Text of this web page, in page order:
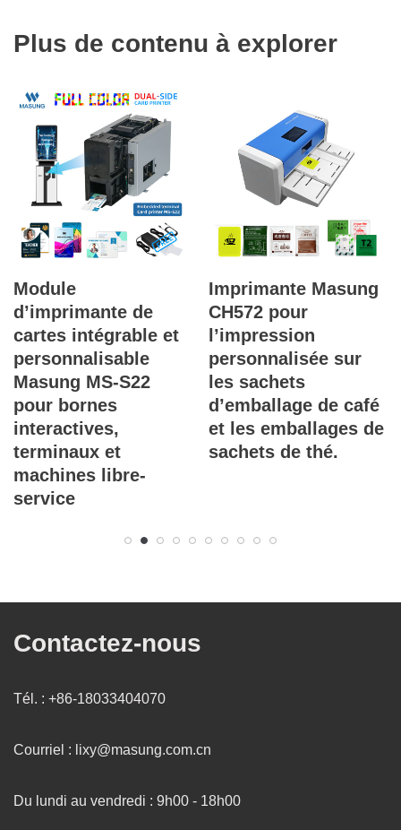
Plus de contenu à explorer
Imprimante Masung
CH572 pour
l’impression
personnalisée sur
les sachets
d’emballage de café
et les emballages de
sachets de thé.
Masung MS-550A
Duplicateur et
imprimante de CD
avec graveur intégré
pour la gravure et
l’impression
automatisée en
grande série
Contactez-nous
Tél. : +86-18033404070
Courriel : lixy@masung.com.cn
Du lundi au vendredi : 9h00 - 18h00